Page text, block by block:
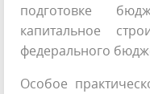
подготовке
капитальное
федерального
Особое